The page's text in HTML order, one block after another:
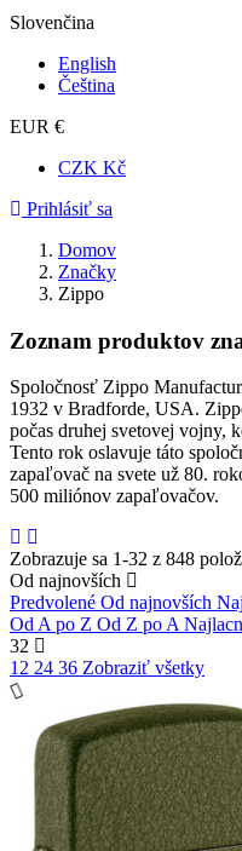
Slovenčina
English
Čeština
EUR €
CZK Kč
Prihlásiť sa
Domov
Značky
Zippo
Zoznam produktov
Spoločnosť Zippo
1932 v Bradforde, USA.
počas druhej svetovej vojny,
Tento rok oslavuje táto
zapaľovač na svete už 80.
500 miliónov zapaľovačov.
Zobrazuje sa 1-32 z 848
Od najnovších
Predvolené Od najnovších
Od A po Z Od Z po A
32
12 24 36 Zobraziť všetky